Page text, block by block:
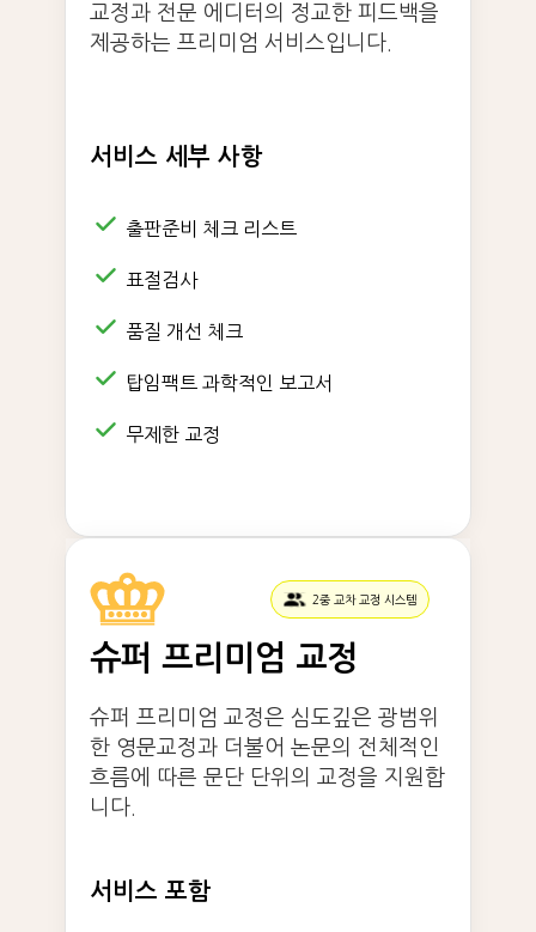
교정과 전문 에디터의 정교한 피드백을
제공하는 프리미엄 서비스입니다.
서비스 세부 사항
출판준비 체크 리스트
표절검사
품질 개선 체크
탑임팩트 과학적인 보고서
무제한 교정
2중 교차 교정 시스템
슈퍼 프리미엄 교정
슈퍼 프리미엄 교정은 심도깊은 광범위
한 영문교정과 더불어 논문의 전체적인
흐름에 따른 문단 단위의 교정을 지원합
니다.
서비스 포함